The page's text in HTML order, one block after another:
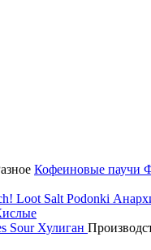
Кофеиновые паучи
Loot Salt Podonki
Sour Хулиган